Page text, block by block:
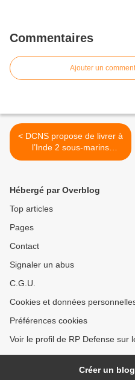
Commentaires
Ajouter un
< DCNS propose de livrer à
l’Inde 2 sous-marins
Scorpène construits en
Hébergé par Overblog
Top articles
Pages
Contact
Signaler un abus
C.G.U.
Cookies et données
Préférences cookies
Voir le profil de RP Defense sur
Créer un